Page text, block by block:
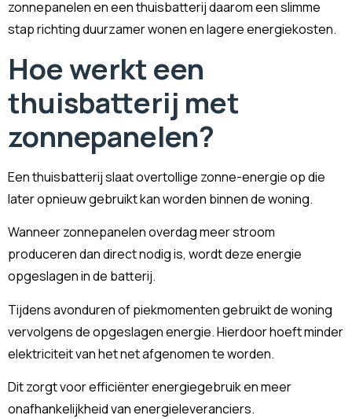
zonnepanelen en een thuisbatterij daarom een slimme
stap richting duurzamer wonen en lagere energiekosten.
Hoe werkt een
thuisbatterij met
zonnepanelen?
Een thuisbatterij slaat overtollige zonne-energie op die
later opnieuw gebruikt kan worden binnen de woning.
Wanneer zonnepanelen overdag meer stroom
produceren dan direct nodig is, wordt deze energie
opgeslagen in de batterij.
Tijdens avonduren of piekmomenten gebruikt de woning
vervolgens de opgeslagen energie. Hierdoor hoeft minder
elektriciteit van het net afgenomen te worden.
Dit zorgt voor efficiënter energiegebruik en meer
onafhankelijkheid van energieleveranciers.